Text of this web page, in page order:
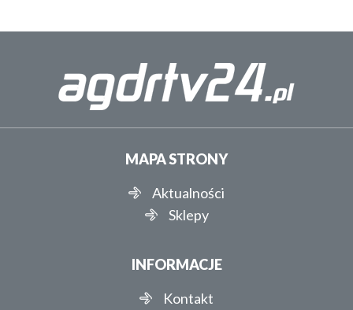
MAPA STRONY
Aktualności
Sklepy
INFORMACJE
Kontakt